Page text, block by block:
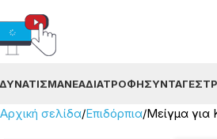
ΝΈΑΔΙΑΤΡΟΦΉΣΥΝΤΑΓΈΣ
Αρχική σελίδα Επιδόρπια Μείγμα για